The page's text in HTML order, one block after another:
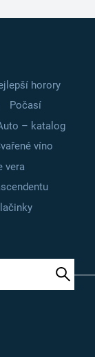
horory
Počasí
– katalog
víno
vera